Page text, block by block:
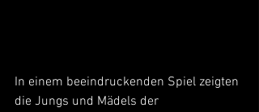
In einem beeindruckenden Spiel zeigten
die Jungs und Mädels der